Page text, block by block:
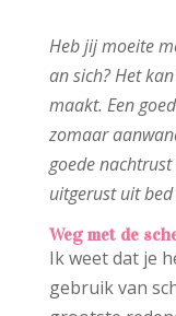
Heb jij moeite
an sich? Het
maakt. Een
zomaar
goede
uitgerust uit bed
Weg met de
Ik weet dat je
gebruik van